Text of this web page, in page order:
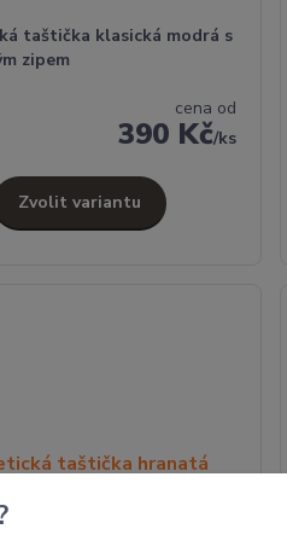
taštička klasická modrá s
zipem
cena od
390 Kč/ks
Zvolit variantu